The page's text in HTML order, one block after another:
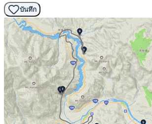
บันทึก